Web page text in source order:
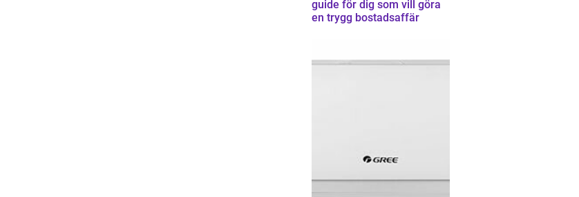
guide för dig som vill göra
en trygg bostadsaffär